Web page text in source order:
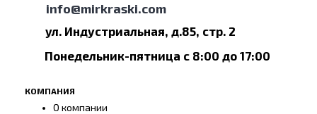
info@mirkraski.com
ул. Индустриальная, д.85, стр. 2
Понедельник-пятница с 8:00 до 17:00
КОМПАНИЯ
О компании